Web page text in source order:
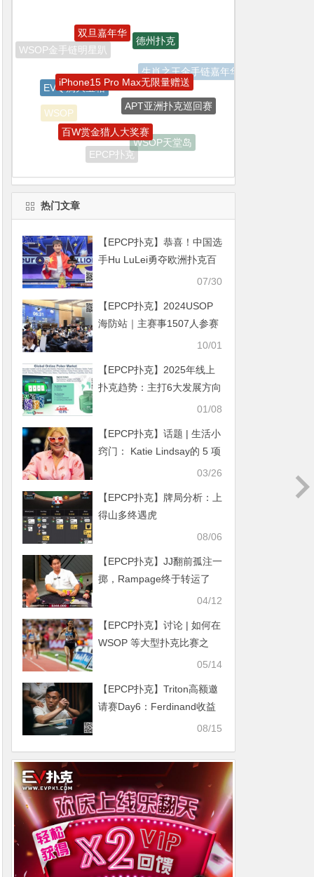
GGPoker
EV扑克战队
WSOP
EV专属大宝箱
iPhone15 Pro Max无限量赠送
WSOP天堂岛
EPCP扑克
百W赏金猎人大奖赛
热门文章
【EPCP扑克】恭喜！中国选
手Hu LuLei勇夺欧洲扑克百
万赛主赛冠军，奖励43W07/30
【EPCP扑克】2024USOP
海防站｜主赛事1507人参赛
188人晋级 41名中国选手晋
10/01
【EPCP扑克】2025年线上
扑克趋势：主打6大发展方向
01/08
【EPCP扑克】话题 | 生活小
窍门： Katie Lindsay的 5 项
03/26
【EPCP扑克】牌局分析：上
得山多终遇虎
08/06
【EPCP扑克】JJ翻前孤注一
掷，Rampage终于转运了
04/12
【EPCP扑克】讨论 | 如何在
WSOP 等大型扑克比赛之
前、期间和之后进行学习05/14
【EPCP扑克】Triton高额邀
请赛Day6：Ferdinand收益
最大 Andy Ni惨遭滑铁卢08/15